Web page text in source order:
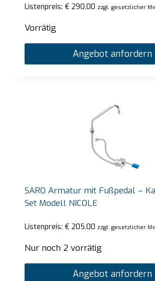
Listenpreis: €290,00 zzgl. gesetzlicher
Vorrätig
Angebot anfordern
SARO Armatur mit Fußpedal –
Set Modell NICOLE
Listenpreis: €205,00 zzgl. gesetzlicher
Nur noch 2 vorrätig
Angebot anfordern